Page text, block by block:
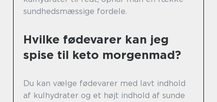
sundhedsmæssige fordele.
Hvilke fødevarer kan jeg
spise til keto morgenmad?
Du kan vælge fødevarer med lavt indhold
af kulhydrater og et højt indhold af sunde